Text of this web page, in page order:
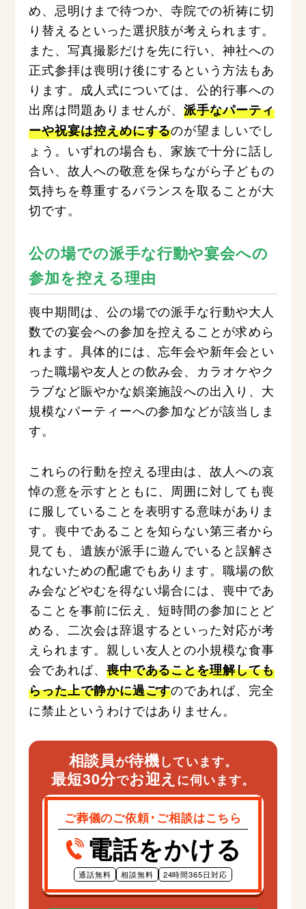
め、忌明けまで待つか、寺院での祈祷に切
り替えるといった選択肢が考えられます。
また、写真撮影だけを先に行い、神社への
正式参拝は喪明け後にするという方法もあ
ります。成人式については、公的行事への
出席は問題ありませんが、派手なパーティ
ーや祝宴は控えめにするのが望ましいでし
ょう。いずれの場合も、家族で十分に話し
合い、故人への敬意を保ちながら子どもの
気持ちを尊重するバランスを取ることが大
切です。
公の場での派手な行動や宴会への
参加を控える理由
喪中期間は、公の場での派手な行動や大人
数での宴会への参加を控えることが求めら
れます。具体的には、忘年会や新年会とい
った職場や友人との飲み会、カラオケやク
ラブなど賑やかな娯楽施設への出入り、大
規模なパーティーへの参加などが該当しま
す。
これらの行動を控える理由は、故人への哀
悼の意を示すとともに、周囲に対しても喪
に服していることを表明する意味がありま
す。喪中であることを知らない第三者から
見ても、遺族が派手に遊んでいると誤解さ
れないための配慮でもあります。職場の飲
み会などやむを得ない場合には、喪中であ
ることを事前に伝え、短時間の参加にとど
める、二次会は辞退するといった対応が考
えられます。親しい友人との小規模な食事
会であれば、 喪中であることを理解しても
らった上で静かに過ごすのであれば、完全
に禁止というわけではありません。
相談員が待機しています。
最短30分でお迎えに伺います。
ご葬儀のご依頼･ご相談はこちら
電話をかける
通話無料 相談無料 24時間365日対応